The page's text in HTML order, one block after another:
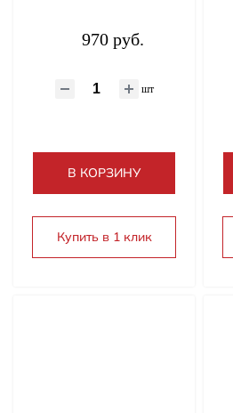
970 руб.
шт
В КОРЗИНУ
Купить в 1 клик